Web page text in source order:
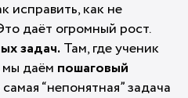
исправить, как не
даёт огромный рост.
задач.Там, где ученик
мы даём пошаговый
“непонятная” задача